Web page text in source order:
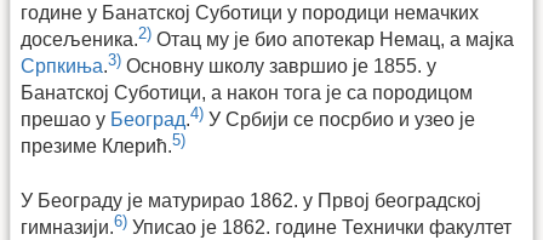
године у Банатској Суботици у породици немачких
досељеника.2) Отац му је био апотекар Немац, а мајка
Српкиња.3) Основну школу завршио је 1855. у
Банатској Суботици, а након тога је са породицом
прешао у Београд.4) У Србији се посрбио и узео је
презиме Клерић.5)
У Београду је матурирао 1862. у Првој београдској
гимназији.6) Уписао је 1862. године Технички факултет